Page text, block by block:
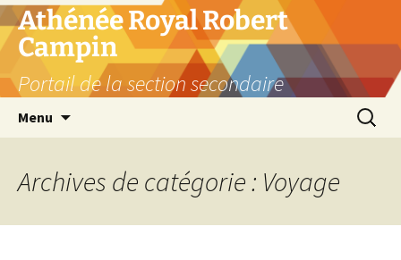
Aller
au
contenu
Athénée Royal Robert
Campin
Portail de la section secondaire
Menu
Archives de catégorie : Voyage